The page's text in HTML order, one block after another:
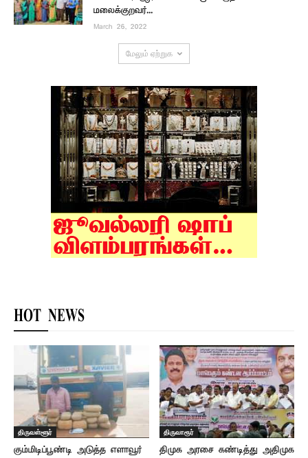
மலைக்குறவர்...
March 26, 2022
மேலும் ஏற்றுக
HOT NEWS
திருவள்ளூர்
கும்மிடிப்பூண்டி அடுத்த எளாவூர்
திருவாரூர்
திமுக அரசை கண்டித்து அதிமுக